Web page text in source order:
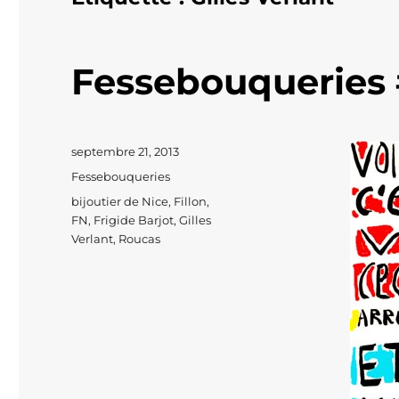
Fessebouqueries
Publié
septembre 21, 2013
Catégories
Fessebouqueries
Étiquettes
bijoutier de Nice, Fillon,
FN, Frigide Barjot,Gilles
Verlant, Roucas